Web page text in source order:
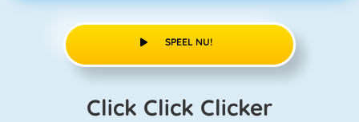
SPEEL NU!
Click Click Clicker